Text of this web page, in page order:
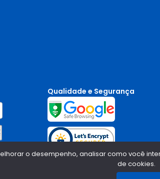
Qualidade e Segurança
o desempenho, analisar como você
de cookies.